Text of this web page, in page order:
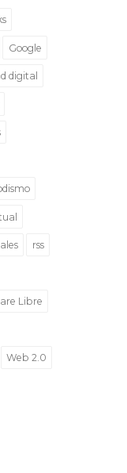
Google
digital
rss
Libre
Web 2.0